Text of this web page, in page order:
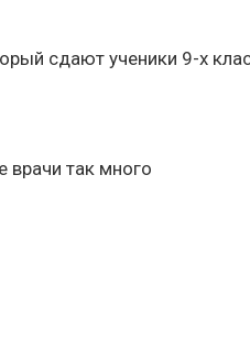
сдают ученики 9-х
врачи так много